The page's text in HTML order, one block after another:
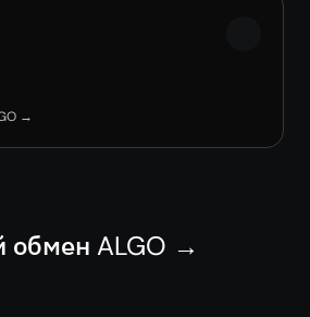
→
обмен ALGO →